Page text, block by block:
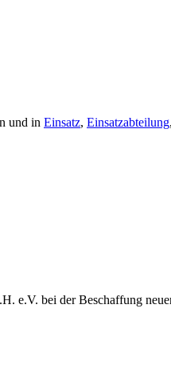
und in Einsatz, Einsatzabteilung,
e.V. bei der Beschaffung